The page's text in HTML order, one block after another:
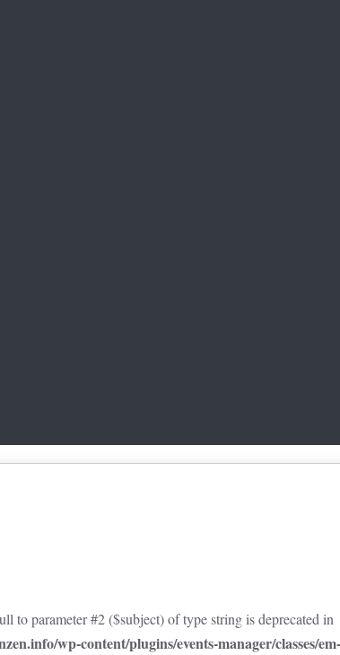
to parameter #2 ($subject) of type string is deprecated in
wp-content/plugins/events-manager/classes/